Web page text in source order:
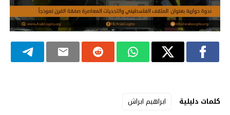
كلمات دليلية
ابراهيم ابراش